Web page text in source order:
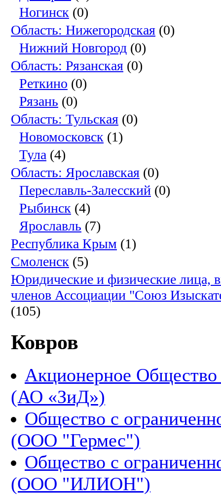
Ногинск (0)
Область: Нижегородская (0)
Нижний Новгород (0)
Область: Рязанская (0)
Реткино (0)
Рязань (0)
Область: Тульская (0)
Новомосковск (1)
Тула (4)
Область: Ярославская (0)
Переславль-Залесский (0)
Рыбинск (4)
Ярославль (7)
Республика Крым (1)
Смоленск (5)
Юридические и физические лица,
членов Ассоциации "Союз
(105)
Ковров
Акционерное
(АО «ЗиД»)
Общество с
(ООО "Гермес")
Общество с
(ООО "ИЛИОН")